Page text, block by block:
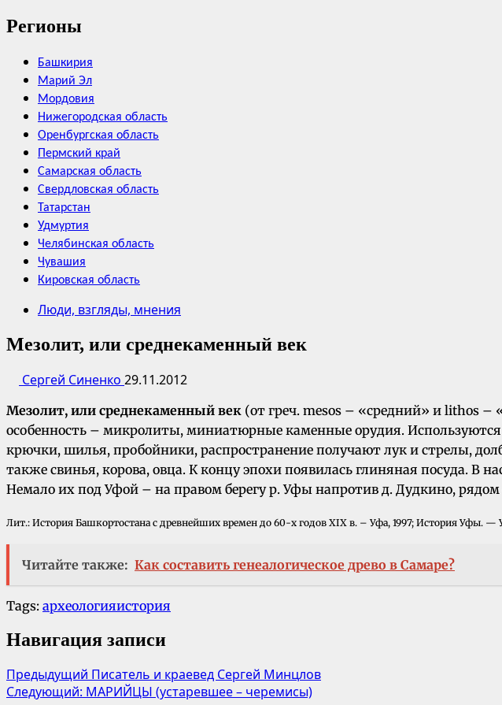
Регионы
Башкирия
Марий Эл
Мордовия
Нижегородская область
Оренбургская область
Пермский край
Самарская область
Свердловская область
Татарстан
Удмуртия
Челябинская область
Чувашия
Кировская область
Люди, взгляды, мнения
Мезолит, или среднекаменный век
Сергей Синенко 29.11.2012
Мезолит, или среднекаменный век (от греч. mesos – «средний» и lithos –
особенность – микролиты, миниатюрные каменные орудия.
крючки, шилья, пробойники, распространение получают лук и стрелы,
также свинья, корова, овца. К концу эпохи появилась глиняная посуда. В
Немало их под Уфой – на правом берегу р. Уфы напротив д. Дудкино,
Лит.: История Башкортостана с древнейших времен до 60-х годов XIX в. – Уфа, 1997; История Уфы. —
Читайте также: Как составить генеалогическое древо в Самаре?
Tags: археологияистория
Навигация записи
Предыдущий Писатель и краевед Сергей Минцлов
Следующий: МАРИЙЦЫ (устаревшее – черемисы)